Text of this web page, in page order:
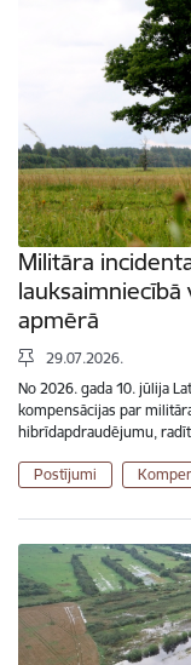
Militāra
lauksaimniecībā
apmērā
29.07.2026.
No 2026. gada 10. jūlija
kompensācijas par
hibrīdapdraudējumu,
Postījumi